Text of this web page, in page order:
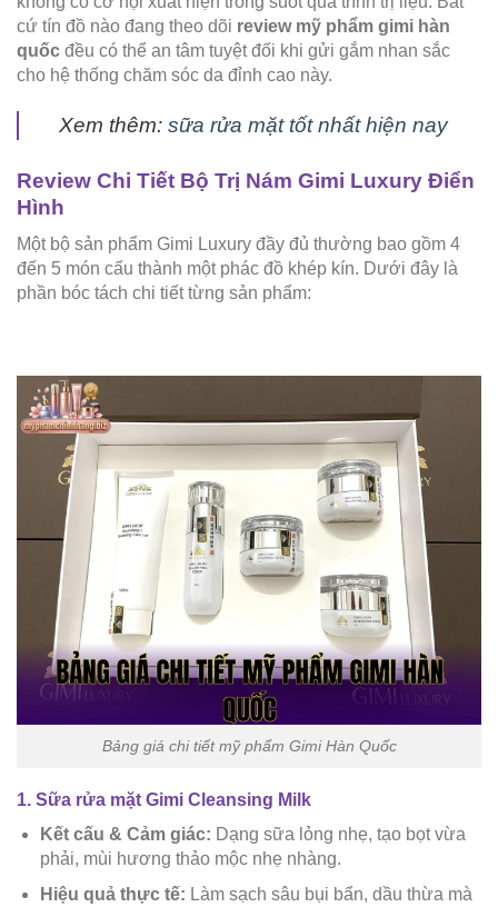
cứ tín đồ nào đang theo dõi review mỹ phẩm gimi hàn
quốc đều có thể an tâm tuyệt đối khi gửi gắm nhan sắc
cho hệ thống chăm sóc da đỉnh cao này.
Xem thêm: sữa rửa mặt tốt nhất hiện nay
Review Chi Tiết Bộ Trị Nám Gimi Luxury Điển
Hình
Một bộ sản phẩm Gimi Luxury đầy đủ thường bao gồm 4
đến 5 món cấu thành một phác đồ khép kín. Dưới đây là
phần bóc tách chi tiết từng sản phẩm:
Bảng giá chi tiết mỹ phẩm Gimi Hàn Quốc
1. Sữa rửa mặt Gimi Cleansing Milk
Kết cấu & Cảm giác: Dạng sữa lỏng nhẹ, tạo bọt vừa
phải, mùi hương thảo mộc nhẹ nhàng.
Hiệu quả thực tế: Làm sạch sâu bụi bẩn, dầu thừa mà